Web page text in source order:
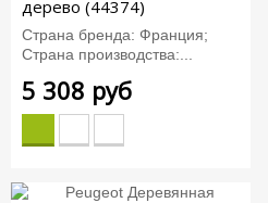
дерево (44374)
Страна бренда: Франция;
Страна производства:...
5 308 руб